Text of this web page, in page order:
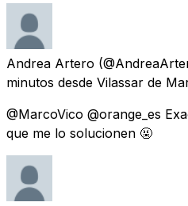
Andrea Artero
minutos desde Vilassar de
@MarcoVico @orange_es
que me lo solucionen 🤬